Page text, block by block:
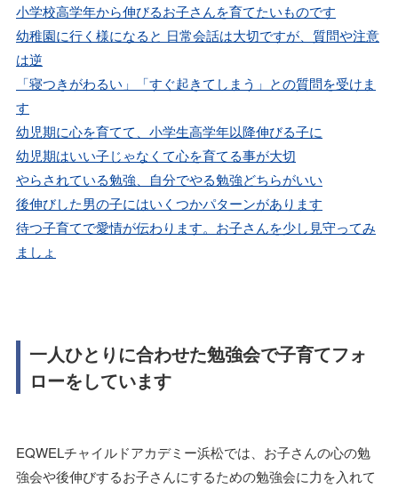
小学校高学年から伸びるお子さんを育てたいものです
幼稚園に行く様になると 日常会話は大切ですが、質問や注意
は逆
「寝つきがわるい」「すぐ起きてしまう」との質問を受けま
す
幼児期に心を育てて、小学生高学年以降伸びる子に
幼児期はいい子じゃなくて心を育てる事が大切
やらされている勉強、自分でやる勉強どちらがいい
後伸びした男の子にはいくつかパターンがあります
待つ子育てで愛情が伝わります。お子さんを少し見守ってみ
ましょ
一人ひとりに合わせた勉強会で子育てフォ
ローをしています
EQWELチャイルドアカデミー浜松では、お子さんの心の勉
強会や後伸びするお子さんにするための勉強会に力を入れて